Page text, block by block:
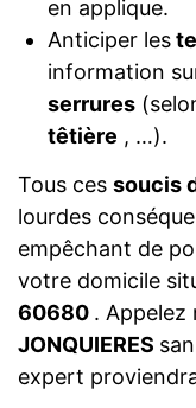
en applique.
Anticiper les
information
serrures
têtière , …).
Tous ces soucis
lourdes
empêchant de
votre domicile
60680 . Appelez
JONQUIERES
expert